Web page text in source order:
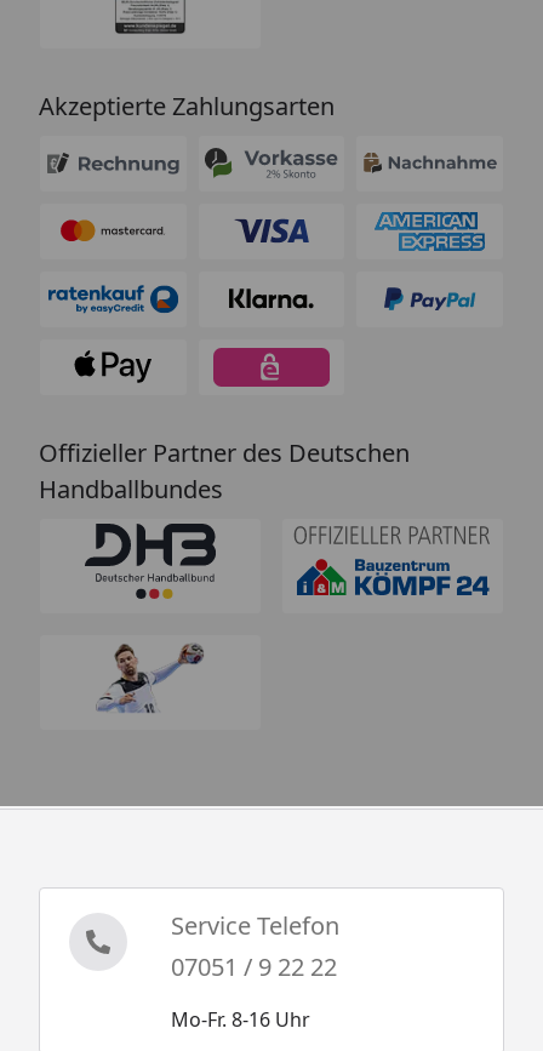
Akzeptierte Zahlungsarten
Offizieller Partner des Deutschen
Handballbundes
Service Telefon
07051 / 9 22 22
Mo-Fr. 8-16 Uhr